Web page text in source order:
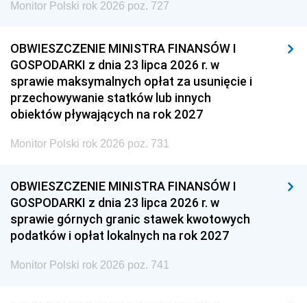
Monitor Polski rok 2026 poz. 727
OBWIESZCZENIE MINISTRA FINANSÓW I
GOSPODARKI z dnia 23 lipca 2026 r. w
sprawie maksymalnych opłat za usunięcie i
przechowywanie statków lub innych
obiektów pływających na rok 2027
Monitor Polski rok 2026 poz. 731
OBWIESZCZENIE MINISTRA FINANSÓW I
GOSPODARKI z dnia 23 lipca 2026 r. w
sprawie górnych granic stawek kwotowych
podatków i opłat lokalnych na rok 2027
Monitor Polski rok 2026 poz. 741